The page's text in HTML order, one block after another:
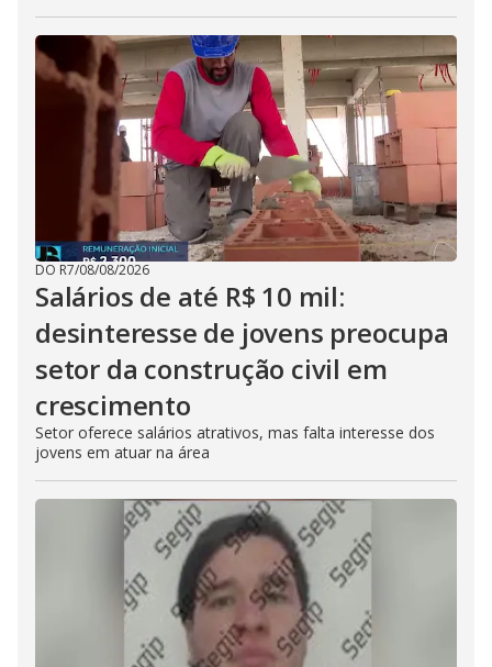
DO R7/08/08/2026
Salários de até R$ 10 mil:
desinteresse de jovens preocupa
setor da construção civil em
crescimento
Setor oferece salários atrativos, mas falta interesse dos
jovens em atuar na área